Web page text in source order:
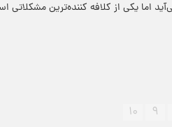
اما یکی از کلافه کننده‌ترین مشکلاتی
۹ ۱۰